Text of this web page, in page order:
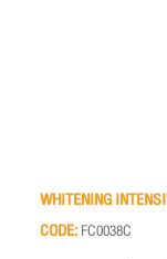
WHITENING
CODE:FC0038C